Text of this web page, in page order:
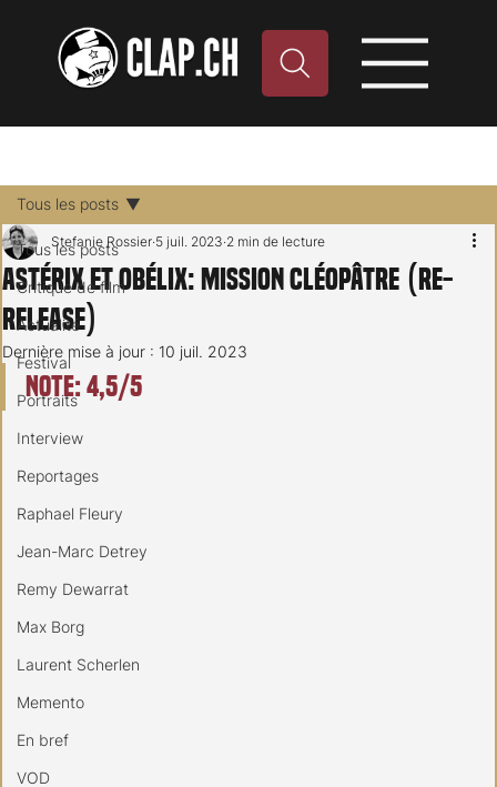
Tous les posts
Critique de film
Actualité
Festival
Portraits
Interview
Reportages
Raphael Fleury
Jean-Marc Detrey
Remy Dewarrat
Max Borg
Laurent Scherlen
Memento
En bref
VOD
Tous les posts
Astérix et Obélix: Mission Cléopâtre (Re-
release)
Stefanie Rossier 5 juil. 2023 2 min de lecture
Dernière mise à jour : 10 juil. 2023
Note: 4,5/5